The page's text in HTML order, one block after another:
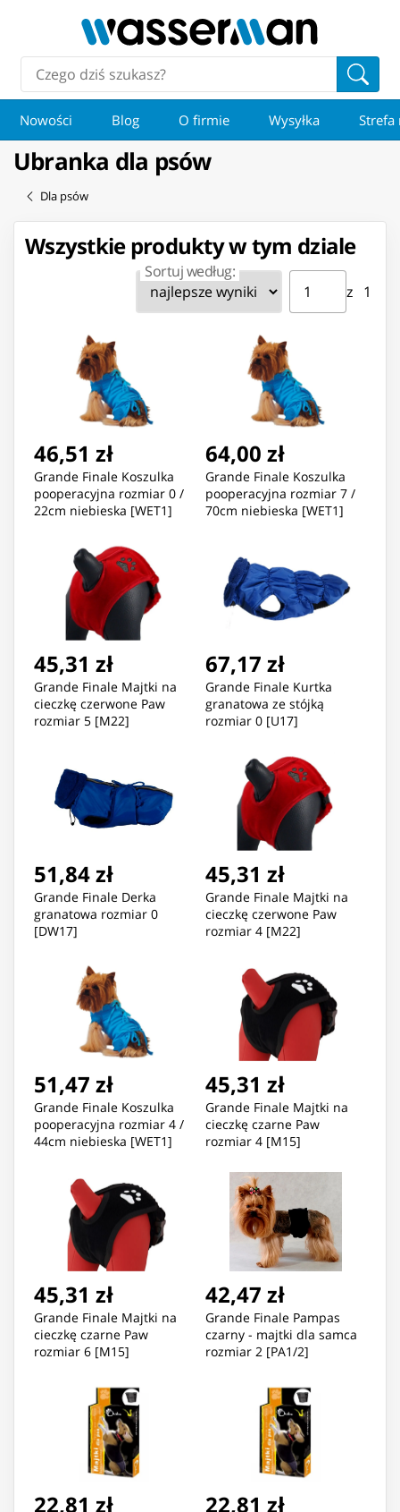
Nowości Blog O firmie Wysyłka Strefa
Ubranka dla psów
Dla psów
Wszystkie produkty w tym dziale
Sortuj według: Strona ⁨1⁩ z ⁨1⁩
z ⁨1⁩
Przejdź do strony
46,51 zł
Grande Finale Koszulka
pooperacyjna rozmiar 0 /
22cm niebieska [WET1]
64,00 zł
Grande Finale Koszulka
pooperacyjna rozmiar 7 /
70cm niebieska [WET1]
45,31 zł
Grande Finale Majtki na
cieczkę czerwone Paw
rozmiar 5 [M22]
67,17 zł
Grande Finale Kurtka
granatowa ze stójką
rozmiar 0 [U17]
51,84 zł
Grande Finale Derka
granatowa rozmiar 0
[DW17]
45,31 zł
Grande Finale Majtki na
cieczkę czerwone Paw
rozmiar 4 [M22]
51,47 zł
Grande Finale Koszulka
pooperacyjna rozmiar 4 /
44cm niebieska [WET1]
45,31 zł
Grande Finale Majtki na
cieczkę czarne Paw
rozmiar 4 [M15]
45,31 zł
Grande Finale Majtki na
cieczkę czarne Paw
rozmiar 6 [M15]
42,47 zł
Grande Finale Pampas
czarny - majtki dla samca
rozmiar 2 [PA1/2]
22,81 zł 22,81 zł